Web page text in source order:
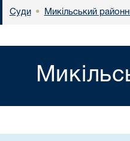
Суди • Микільський